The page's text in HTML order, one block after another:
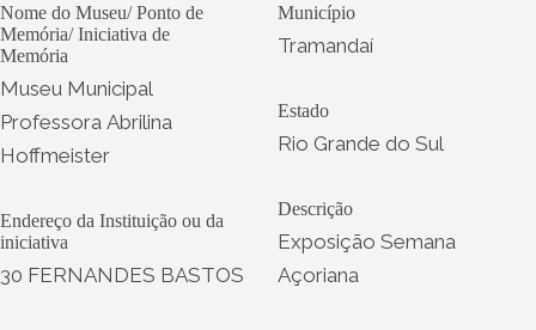
Nome do Museu/ Ponto de
Memória/ Iniciativa de
Memória
Museu Municipal
Professora Abrilina
Hoffmeister
Endereço da Instituição ou da
iniciativa
30 FERNANDES BASTOS
Município
Tramandaí
Estado
Rio Grande do Sul
Descrição
Exposição Semana
Açoriana